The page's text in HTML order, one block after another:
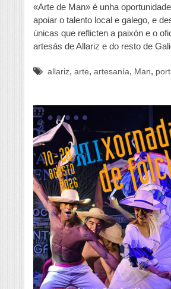
«Arte de Man» é unha
apoiar o talento local e galego, e
únicas que reflicten a paixón e o
artesás de Allariz e do resto de
allariz, arte, artesanía, Man,